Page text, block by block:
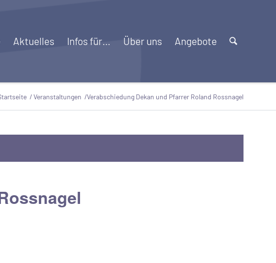
Aktuelles Infos für… Über uns Angebote
/Veranstaltungen /Verabschiedung Dekan und Pfarrer Roland Rossnagel